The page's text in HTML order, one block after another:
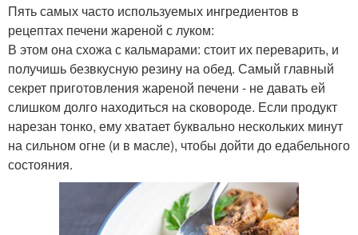
Пять самых часто используемых ингредиентов в
рецептах печени жареной с луком:
В этом она схожа с кальмарами: стоит их переварить, и
получишь безвкусную резину на обед. Самый главный
секрет приготовления жареной печени - не давать ей
слишком долго находиться на сковороде. Если продукт
нарезан тонко, ему хватает буквально нескольких минут
на сильном огне (и в масле), чтобы дойти до едабельного
состояния.